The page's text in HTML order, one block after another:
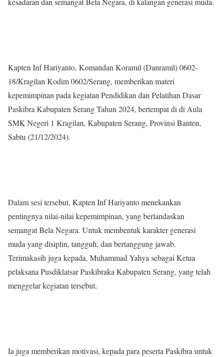
Kapten Inf Hariyanto, Komandan Koramil (Danramil) 0602-
18/Kragilan Kodim 0602/Serang, memberikan materi
kepemimpinan pada kegiatan Pendidikan dan Pelatihan Dasar
Paskibra Kabupaten Serang Tahun 2024, bertempat di di Aula
SMK Negeri 1 Kragilan, Kabupaten Serang, Provinsi Banten,
Sabtu (21/12/2024).
Dalam sesi tersebut, Kapten Inf Hariyanto menekankan
pentingnya nilai-nilai kepemimpinan, yang berlandaskan
semangat Bela Negara. Untuk membentuk karakter generasi
muda yang disiplin, tangguh, dan bertanggung jawab.
Terimakasih juga kepada, Muhammad Yahya sebagai Ketua
pelaksana Pusdiklatsar Paskibraka Kabupaten Serang, yang telah
menggelar kegiatan tersebut.
Ia juga memberikan motivasi, kepada para peserta Paskibra untuk